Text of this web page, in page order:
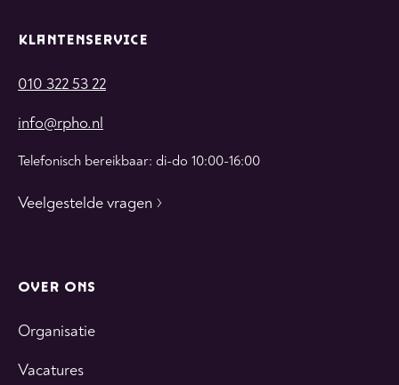
KLANTENSERVICE
010 322 53 22
info@rpho.nl
Telefonisch bereikbaar: di-do 10:00-16:00
Veelgestelde vragen
OVER ONS
Organisatie
Vacatures